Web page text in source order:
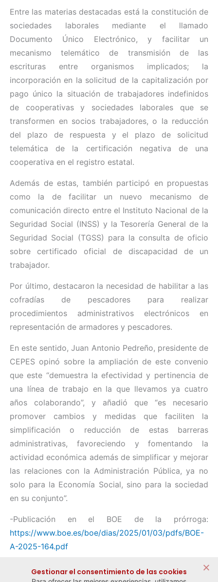
Entre las materias destacadas está la constitución de
sociedades laborales mediante el llamado
Documento Único Electrónico, y facilitar un
mecanismo telemático de transmisión de las
escrituras entre organismos implicados; la
incorporación en la solicitud de la capitalización por
pago único la situación de trabajadores indefinidos
de cooperativas y sociedades laborales que se
transformen en socios trabajadores, o la reducción
del plazo de respuesta y el plazo de solicitud
telemática de la certificación negativa de una
cooperativa en el registro estatal.
Además de estas, también participó en propuestas
como la de facilitar un nuevo mecanismo de
comunicación directo entre el Instituto Nacional de la
Seguridad Social (INSS) y la Tesorería General de la
Seguridad Social (TGSS) para la consulta de oficio
sobre certificado oficial de discapacidad de un
trabajador.
Por último, destacaron la necesidad de habilitar a las
cofradías de pescadores para realizar
procedimientos administrativos electrónicos en
representación de armadores y pescadores.
En este sentido, Juan Antonio Pedreño, presidente de
CEPES opinó sobre la ampliación de este convenio
que este “demuestra la efectividad y pertinencia de
una línea de trabajo en la que llevamos ya cuatro
años colaborando”, y añadió que “es necesario
promover cambios y medidas que faciliten la
simplificación o reducción de estas barreras
administrativas, favoreciendo y fomentando la
actividad económica además de simplificar y mejorar
las relaciones con la Administración Pública, ya no
solo para la Economía Social, sino para la sociedad
en su conjunto”.
-Publicación en el BOE de la prórroga:
https://www.boe.es/boe/dias/2025/01/03/pdfs/BOE-
A-2025-164.pdf
Gestionar el consentimiento de las cookies